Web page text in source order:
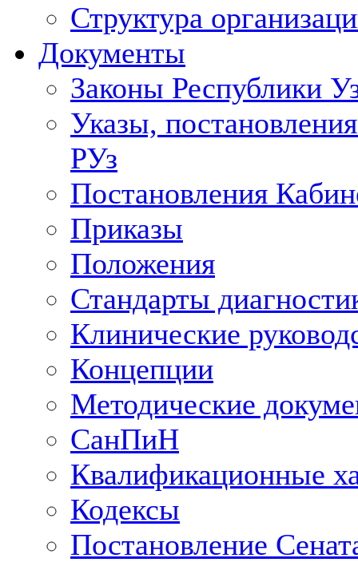
Структура
Документы
Законы Республики
Указы,
РУз
Постановления
Приказы
Положения
Стандарты
Клинические
Концепции
Методические
СанПиН
Квалификационные
Кодексы
Постановление